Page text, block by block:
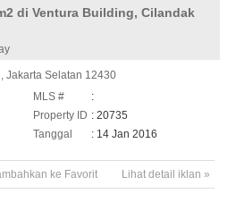
di Ventura Building, Cilandak
Jakarta Selatan 12430
MLS #
:
Property ID : 20735
Tanggal
: 14 Jan 2016
Lihat detail iklan »
ke Favorit